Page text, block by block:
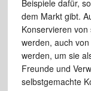
Beispiele dafür,
dem Markt gibt.
Konservieren
werden, auch
werden, um sie
Freunde und
selbstgemachte